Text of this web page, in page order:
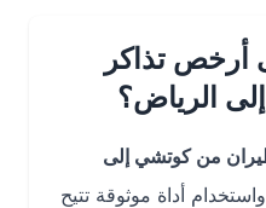
تذاكر
كوتشي إلى
أداة موثوقة تتيح